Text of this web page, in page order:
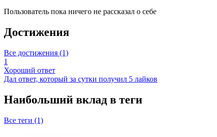
Пользователь пока ничего не рассказал о себе
Достижения
Все достижения (1)
1
Хороший ответ
Дал ответ, который за сутки получил 5 лайков
Наибольший вклад в теги
Все теги (1)